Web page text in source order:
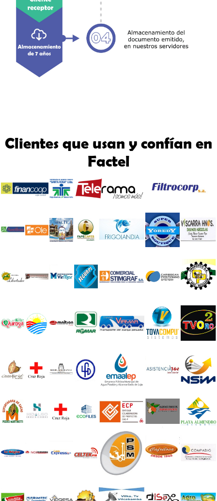
Clientes que usan y confían en
Factel